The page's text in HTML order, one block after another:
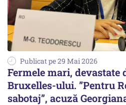
Publicat pe 29 Mai 2026
Fermele mari, devastate
Bruxelles-ului. ”Pentru
sabotaj”, acuză